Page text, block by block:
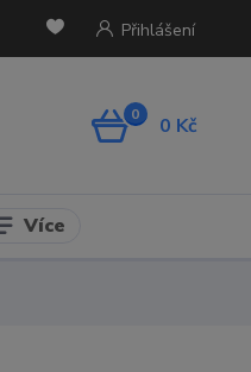
Přihlášení
0 0 Kč
Více